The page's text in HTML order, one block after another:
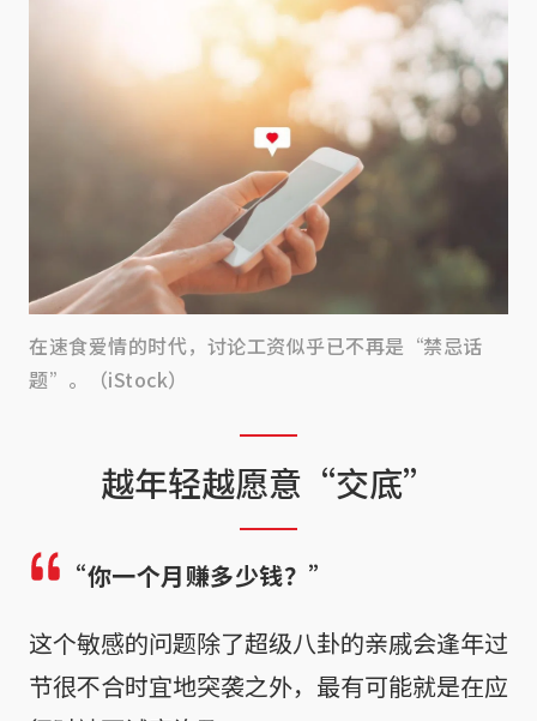
在速食爱情的时代，讨论工资似乎已不再是“禁忌话
题”。（iStock）
越年轻越愿意“交底”
“你一个月赚多少钱？”
这个敏感的问题除了超级八卦的亲戚会逢年过
节很不合时宜地突袭之外，最有可能就是在应